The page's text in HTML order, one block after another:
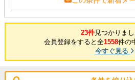
23件見つかりまし
会員登録をすると全1558件の
今すぐ見る